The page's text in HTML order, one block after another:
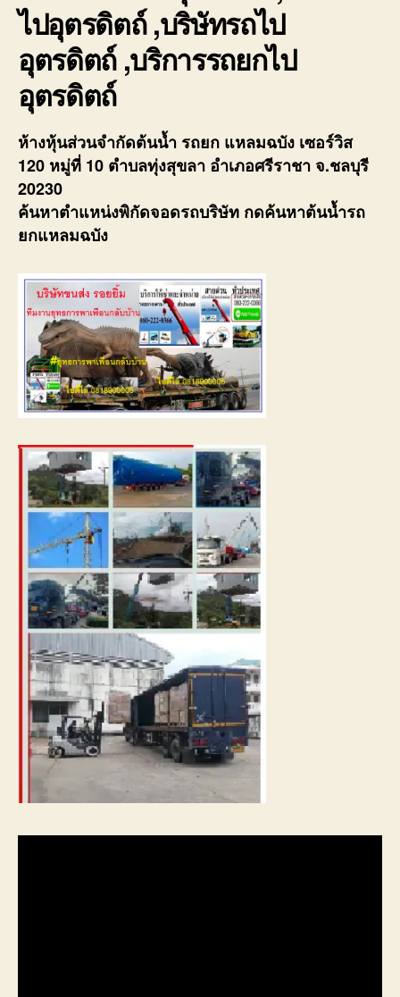
ไปอุตรดิตถ์ ,บริษัทรถไป
อุตรดิตถ์ ,บริการรถยกไป
อุตรดิตถ์
ห้างหุ้นส่วนจำกัดต้นน้ำ รถยก แหลมฉบัง เซอร์วิส
120 หมู่ที่ 10 ตำบลทุ่งสุขลา อำเภอศรีราชา จ.ชลบุรี
20230
ค้นหาตำแหน่งพิกัดจอดรถบริษัท กดค้นหาต้นน้ำรถ
ยกแหลมฉบัง